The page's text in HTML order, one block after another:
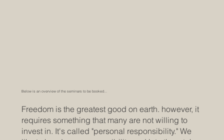
Below is an overview of the seminars to be booked...
Freedom is the greatest good on earth. however, it
requires something that many are not willing to
invest in. It's called "personal responsibility." We